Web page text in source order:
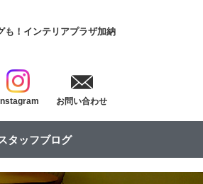
も！インテリアプラザ加納
Instagram お問い合わせ
タッフブログ